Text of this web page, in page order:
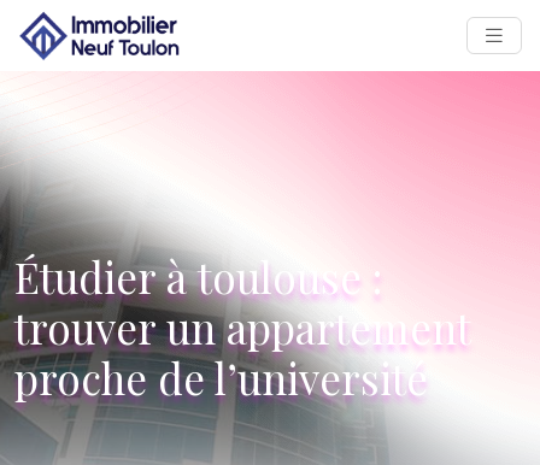
Étudier à toulouse :
trouver un appartement
proche de l’université